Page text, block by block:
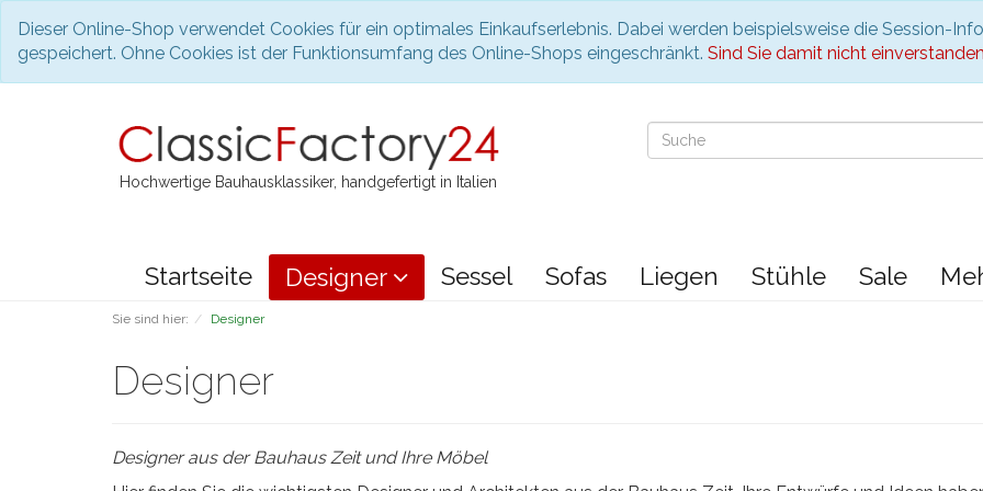
Dieser Online-Shop verwendet Cookies für ein optimales Einkaufserlebnis. Dabei werden beispielsweise die Session-
gespeichert. Ohne Cookies ist der Funktionsumfang des Online-Shops eingeschränkt. Sind Sie damit nicht
Hochwertige Bauhausklassiker, handgefertigt in Italien
Startseite Designer Sessel Sofas Liegen Stühle Sale
Sie sind hier: Designer
Designer
Designer aus der Bauhaus Zeit und Ihre Möbel